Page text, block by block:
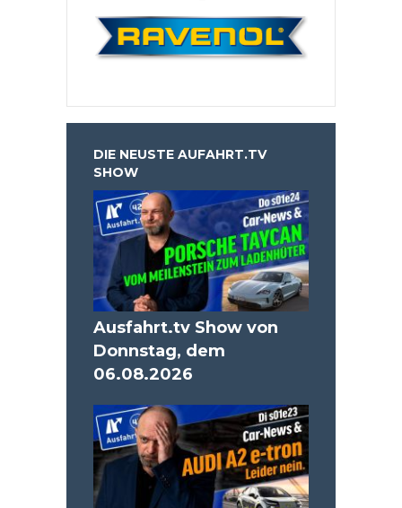
DIE NEUSTE AUFAHRT.TV
SHOW
Ausfahrt.tv Show von
Donnstag, dem
06.08.2026